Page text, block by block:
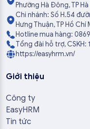
Phường Hà Đông, TP Hà
Chi nhánh: Số H.54
Hưng Thuận, TP Hồ Chí
Hotline mua hàng:
Tổng đài hỗ trợ, CSKH:
https://easyhrm.vn/
Giới thiệu
Công ty
EasyHRM
Tin tức